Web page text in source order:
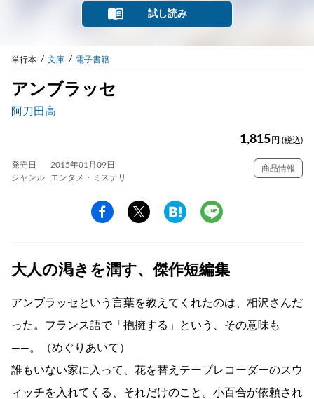
試し読み
単行本 文庫 電子書籍
アンブラッセ
阿刀田高
1,815 円 (税込)
発売日
2015年01月09日
ジャンル
エンタメ・ミステリ
商品情報
大人の渇きを潤す、傑作短編集
アンブラッセという言葉を教えてくれたのは、相沢さんだ
った。フランス語で「抱擁する」という、その意味も
――。（めぐりあいて）
誰もいない家に入って、花を替えテープレコーダーのスウ
ィッチを入れてくる、それだけのこと。小百合が依頼され